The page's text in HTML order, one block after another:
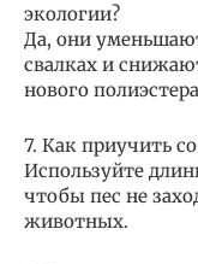
экологии?
Да, они
свалках и
нового
7. Как приучить
Используйте
чтобы пес не
животных.